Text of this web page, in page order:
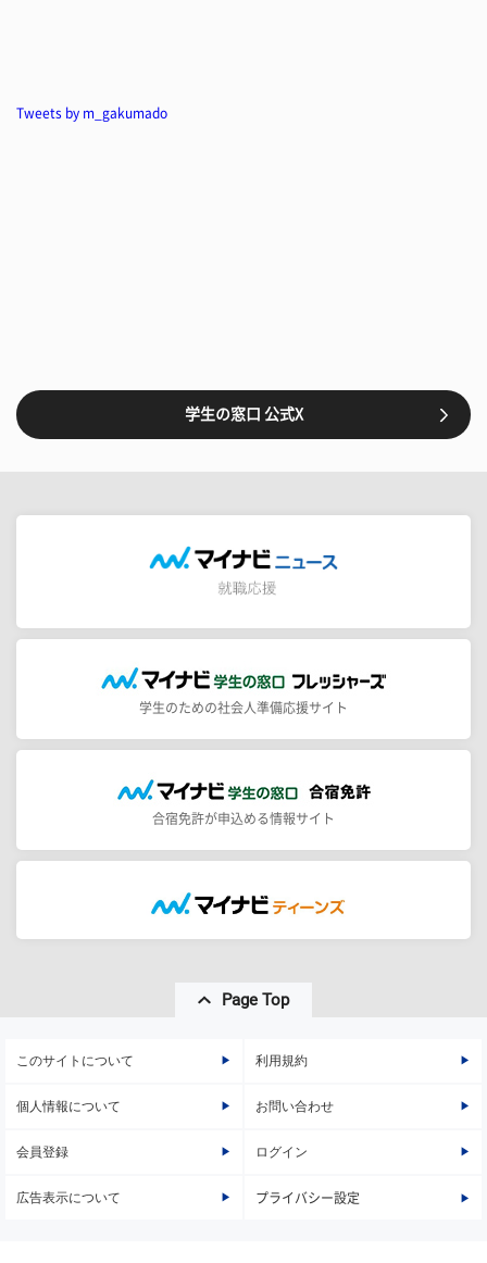
Tweets by m_gakumado
学生の窓口 公式X
学生のための社会人準備応援サイト
合宿免許が申込める情報サイト
Page Top
このサイトについて 利用規約
個人情報について お問い合わせ
会員登録 ログイン
広告表示について プライバシー設定